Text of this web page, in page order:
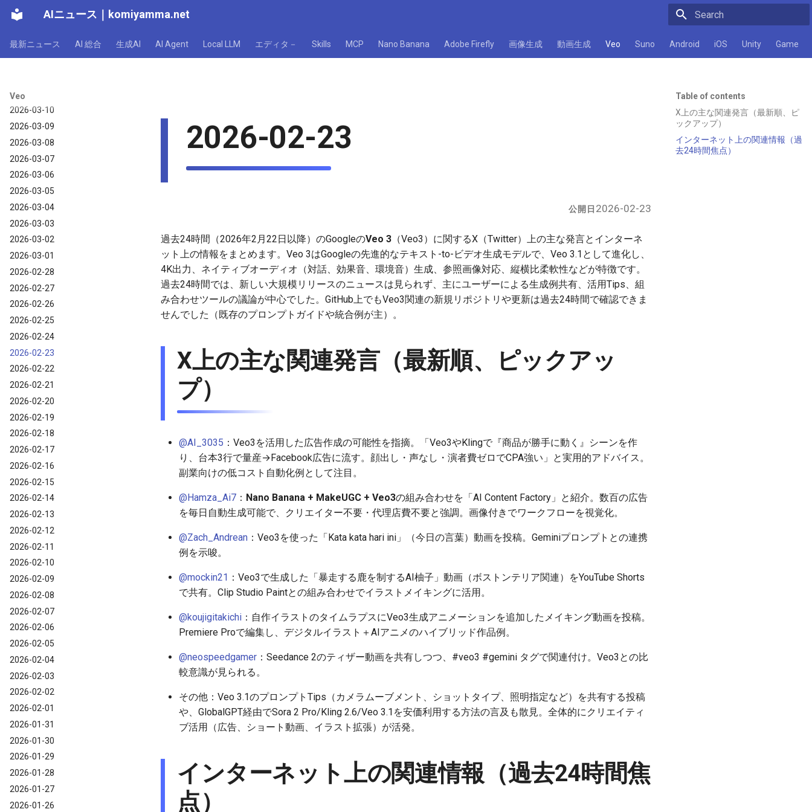
AIニュース komiyamma.net
最新ニュース AI 総合 生成AI AI Agent Local LLM エディタ－ Skills MCP Nano Banana Adobe Firefly 画像生成 動画生成 Veo Suno Android iOS Unity Game
Veo
2026-03-16
2026-03-14
2026-03-11
2026-03-10
2026-03-09
2026-03-08
2026-03-07
2026-03-06
2026-03-05
2026-03-04
2026-03-03
2026-03-02
2026-03-01
2026-02-28
2026-02-27
2026-02-26
2026-02-25
2026-02-24
2026-02-23
2026-02-22
2026-02-21
2026-02-20
2026-02-19
2026-02-18
2026-02-17
2026-02-16
2026-02-15
2026-02-14
2026-02-13
2026-02-12
2026-02-11
2026-02-10
2026-02-09
2026-02-08
2026-02-07
2026-02-06
2026-02-05
2026-02-04
2026-02-03
2026-02-02
2026-02-01
2026-01-31
2026-01-30
2026-01-29
2026-01-28
2026-01-27
2026-01-26
Table of contents
X上の主な関連発言（最新順、ピ
ックアップ）
インターネット上の関連情報（過
去24時間焦点）
2026-02-23
公開日 2026-02-23
過去24時間（2026年2月22日以降）のGoogleのVeo 3 （Veo3）に関するX（Twitter）上の主な発言とインターネ
ット上の情報をまとめます。Veo 3はGoogleの先進的なテキスト-to-ビデオ生成モデルで、Veo 3.1として進化し、
4K出力、ネイティブオーディオ（対話、効果音、環境音）生成、参照画像対応、縦横比柔軟性などが特徴です。
過去24時間では、新しい大規模リリースのニュースは見られず、主にユーザーによる生成例共有、活用Tips、組
み合わせツールの議論が中心でした。GitHub上でもVeo3関連の新規リポジトリや更新は過去24時間で確認できま
せんでした（既存のプロンプトガイドや統合例が主）。
X上の主な関連発言（最新順、ピックアッ
プ）
@AI_3035 ：Veo3を活用した広告作成の可能性を指摘。「Veo3やKlingで『商品が勝手に動く』シーンを作
り、台本3行で量産→Facebook広告に流す。顔出し・声なし・演者費ゼロでCPA強い」と実用的アドバイス。
副業向けの低コスト自動化例として注目。
@Hamza_Ai7 ： Nano Banana + MakeUGC + Veo3の組み合わせを「AI Content Factory」と紹介。数百の広告
を毎日自動生成可能で、クリエイター不要・代理店費不要と強調。画像付きでワークフローを視覚化。
@Zach_Andrean ：Veo3を使った「Kata kata hari ini」（今日の言葉）動画を投稿。Geminiプロンプトとの連携
例を示唆。
@mockin21 ：Veo3で生成した「暴走する鹿を制するAI柚子」動画（ボストンテリア関連）をYouTube Shorts
で共有。Clip Studio Paintとの組み合わせでイラストメイキングに活用。
@koujigitakichi ：自作イラストのタイムラプスにVeo3生成アニメーションを追加したメイキング動画を投稿。
Premiere Proで編集し、デジタルイラスト＋AIアニメのハイブリッド作品例。
@neospeedgamer ：Seedance 2のティザー動画を共有しつつ、#veo3 #gemini タグで関連付け。Veo3との比
較意識が見られる。
その他：Veo 3.1のプロンプトTips（カメラムーブメント、ショットタイプ、照明指定など）を共有する投稿
や、GlobalGPT経由でSora 2 Pro/Kling 2.6/Veo 3.1を安価利用する方法の言及も散見。全体的にクリエイティ
ブ活用（広告、ショート動画、イラスト拡張）が活発。
インターネット上の関連情報（過去24時間焦
点）